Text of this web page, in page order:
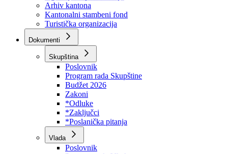
BPK šume
RTV BPK
Agencija za privatizaciju
Arhiv kantona
Kantonalni stambeni fond
Turistička organizacija
Dokumenti
Skupština
Poslovnik
Program rada Skupštine
Budžet 2026
Zakoni
*Odluke
*Zaključci
*Poslanička pitanja